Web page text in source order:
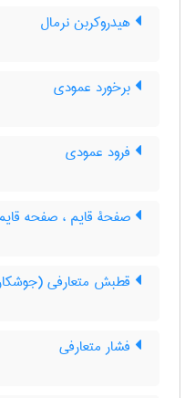
هیدروکربن نرمال
برخورد عمودی
فرود عمودی
صفحۀ قایم ، صفحه
قطبش متعارفی
فشار متعارفی